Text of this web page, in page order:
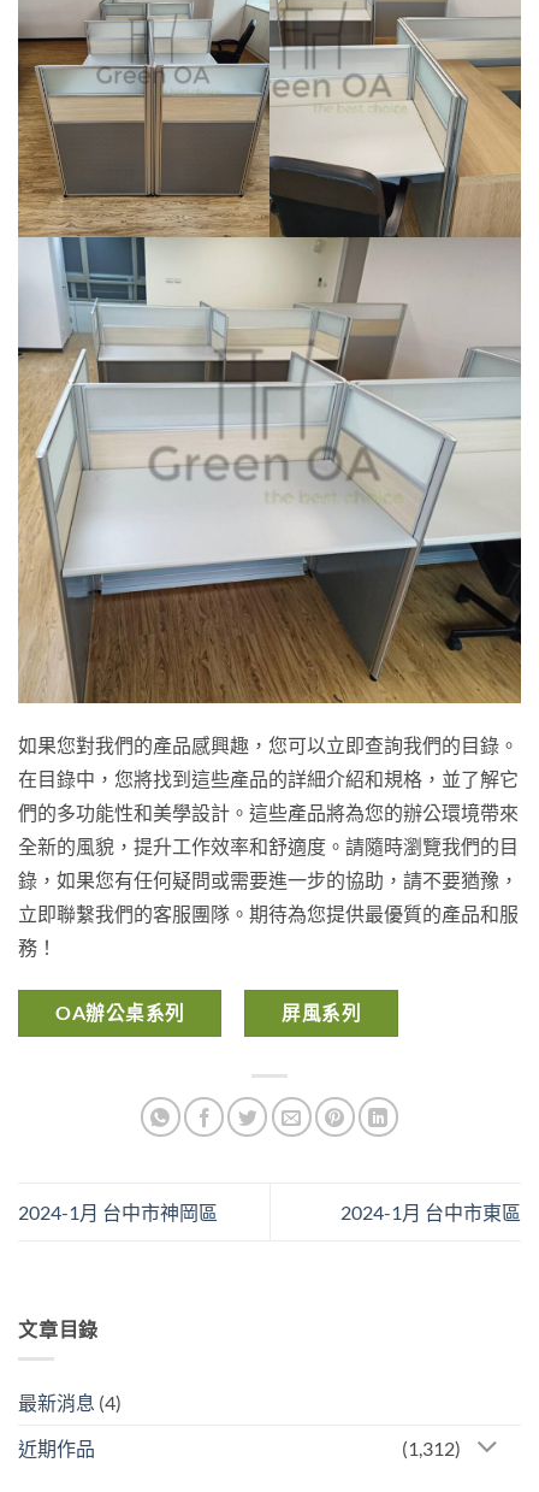
文章目錄
最新消息 (4)
近期作品 (1,312)
如果您對我們的產品感興趣，您可以立即查詢我們的目錄。
在目錄中，您將找到這些產品的詳細介紹和規格，並了解它
們的多功能性和美學設計。這些產品將為您的辦公環境帶來
全新的風貌，提升工作效率和舒適度。請隨時瀏覽我們的目
錄，如果您有任何疑問或需要進一步的協助，請不要猶豫，
立即聯繫我們的客服團隊。期待為您提供最優質的產品和服
務！
OA辦公桌系列 屏風系列
2024-1月 台中市神岡區 2024-1月 台中市東區